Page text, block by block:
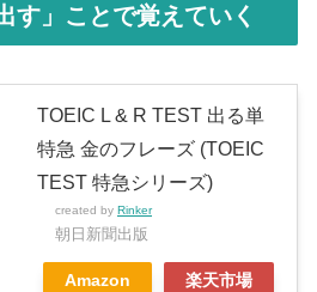
す」ことで覚えていく
TOEIC L & R TEST 出る単
特急 金のフレーズ (TOEIC
TEST 特急シリーズ)
created by Rinker
朝日新聞出版
Amazon 楽天市場